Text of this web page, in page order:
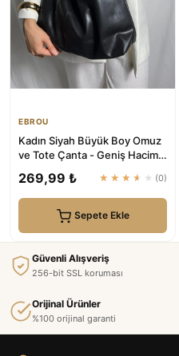
EBROU
Kadın Siyah Büyük Boy Omuz
ve Tote Çanta - Geniş Hacim |
269,99 ₺ ★★★★★ (0)
Sepete Ekle
Güvenli Alışveriş
256-bit SSL koruması
Orijinal Ürünler
%100 orijinal garanti